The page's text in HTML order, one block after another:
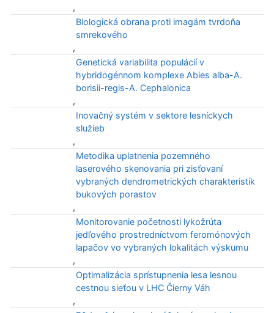
,
Biologická obrana proti imagám tvrdoňa
smrekového
,
Genetická variabilita populácií v
hybridogénnom komplexe Abies alba-A.
borisii-regis-A. Cephalonica
,
Inovačný systém v sektore lesníckych
služieb
,
Metodika uplatnenia pozemného
laserového skenovania pri zisťovaní
vybraných dendrometrických charakteristík
bukových porastov
,
Monitorovanie početnosti lykožrúta
jedľového prostredníctvom feromónových
lapačov vo vybraných lokalitách výskumu
,
Optimalizácia sprístupnenia lesa lesnou
cestnou sieťou v LHC Čierny Váh
,